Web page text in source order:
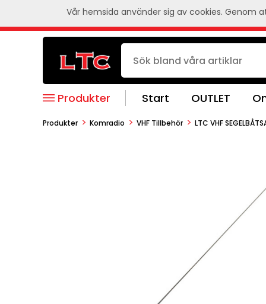
Produkter Start OUTLET
Produkter > Komradio > VHF Tillbehör > LTC VHF
Vår hemsida använder sig av cookies.